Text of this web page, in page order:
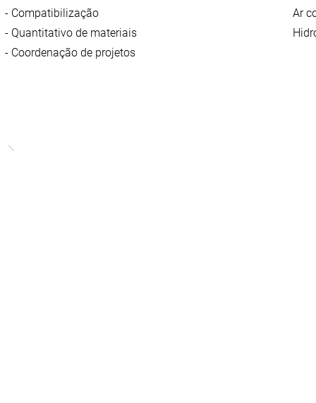
- Compatibilização
- Quantitativo de materiais
- Coordenação de projetos
Ar